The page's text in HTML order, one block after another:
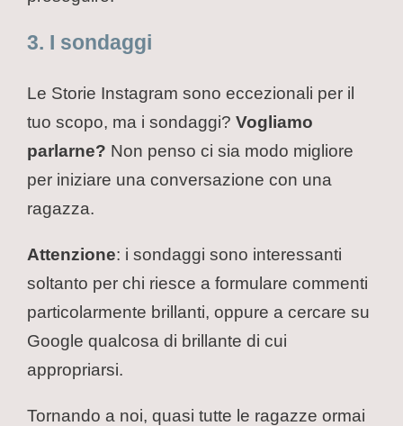
3. I sondaggi
Le Storie Instagram sono eccezionali per il
tuo scopo, ma i sondaggi? Vogliamo
parlarne? Non penso ci sia modo migliore
per iniziare una conversazione con una
ragazza.
Attenzione: i sondaggi sono interessanti
soltanto per chi riesce a formulare commenti
particolarmente brillanti, oppure a cercare su
Google qualcosa di brillante di cui
appropriarsi.
Tornando a noi, quasi tutte le ragazze ormai